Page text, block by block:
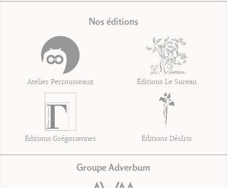
Nos éditions
Atelier Perrousseaux Éditions Le Sureau
Éditions Grégoriennes Éditions DésIris
Groupe Adverbum